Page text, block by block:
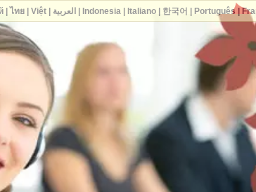
| ไทย| Việt| العربية Indonesia| Italiano| 한국어 Português